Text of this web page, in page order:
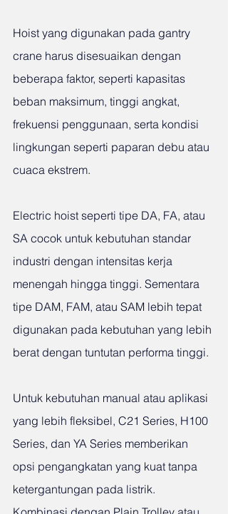
Hoist yang digunakan pada gantry
crane harus disesuaikan dengan
beberapa faktor, seperti kapasitas
beban maksimum, tinggi angkat,
frekuensi penggunaan, serta kondisi
lingkungan seperti paparan debu atau
cuaca ekstrem.
Electric hoist seperti tipe DA, FA, atau
SA cocok untuk kebutuhan standar
industri dengan intensitas kerja
menengah hingga tinggi. Sementara
tipe DAM, FAM, atau SAM lebih tepat
digunakan pada kebutuhan yang lebih
berat dengan tuntutan performa tinggi.
Untuk kebutuhan manual atau aplikasi
yang lebih fleksibel, C21 Series, H100
Series, dan YA Series memberikan
opsi pengangkatan yang kuat tanpa
ketergantungan pada listrik.